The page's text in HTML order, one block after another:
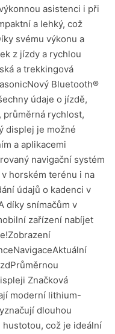
asistenci i při
a lehký, což
svému výkonu a
z jízdy a rychlou
a trekkingová
Bluetooth®
údaje o jízdě,
průměrná rychlost,
displej je možné
a aplikacemi
navigační systém
horském terénu i na
údajů o kadenci v
díky snímačům v
zařízení nabíjet
Značková
moderní lithium-
dlouhou
což je ideální